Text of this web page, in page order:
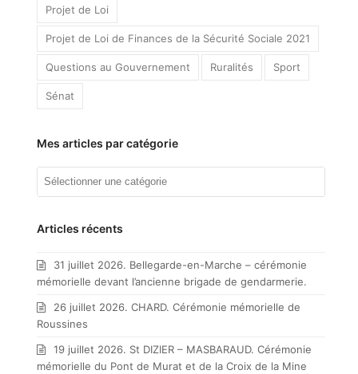
Projet de Loi
Projet de Loi de Finances de la Sécurité Sociale 2021
Questions au Gouvernement Ruralités Sport
Sénat
Mes articles par catégorie
Mes
catégorie
Articles récents
31 juillet 2026. Bellegarde-en-Marche – cérémonie
mémorielle devant l’ancienne brigade de gendarmerie.
26 juillet 2026. CHARD. Cérémonie mémorielle de
Roussines
19 juillet 2026. St DIZIER – MASBARAUD. Cérémonie
mémorielle du Pont de Murat et de la Croix de la Mine